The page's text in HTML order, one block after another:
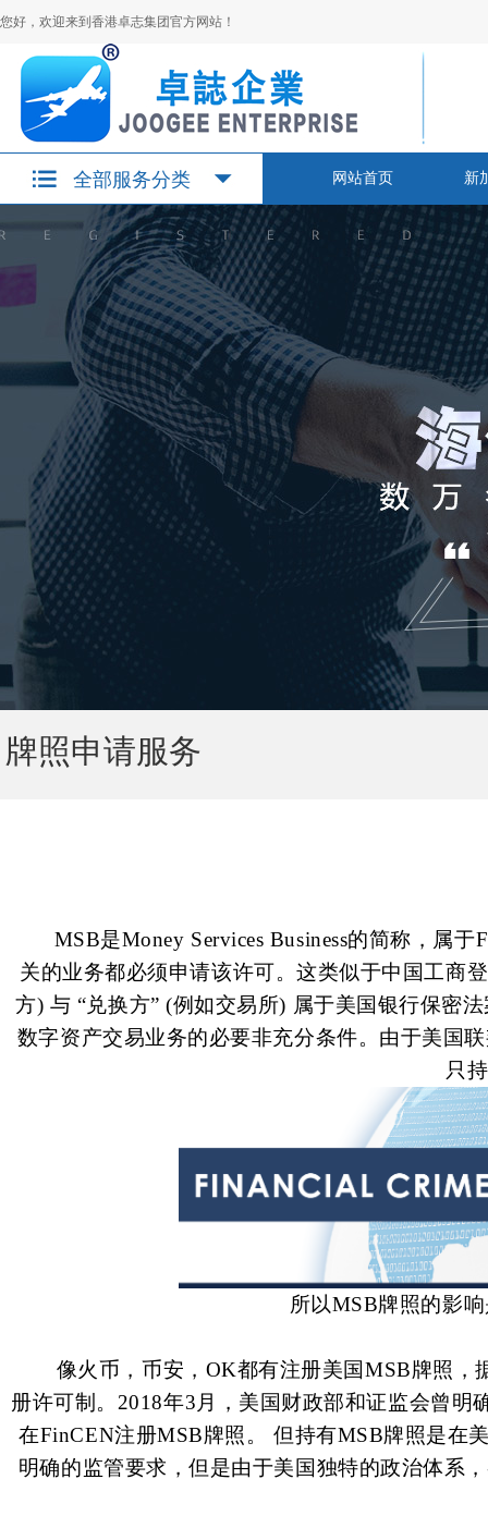
您好，欢迎来到香港卓志集团官方网站！
全部服务分类 网站首页 新
牌照申请服务
MSB是Money Services Business的简称，属
关的业务都必须申请该许可。这类似于中国工商
方) 与 “兑换方” (例如交易所) 属于美国银行保密
数字资产交易业务的必要非充分条件。由于美国
只
所以MSB牌照的影
像火币，币安，OK都有注册美国MSB牌照
册许可制。2018年3月，美国财政部和证监会曾
在FinCEN注册MSB牌照。 但持有MSB牌照是在
明确的监管要求，但是由于美国独特的政治体系